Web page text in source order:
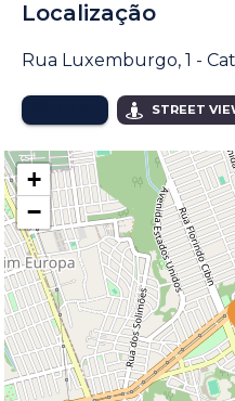
Localização
Rua Luxemburgo, 1 -
STREET
+
−